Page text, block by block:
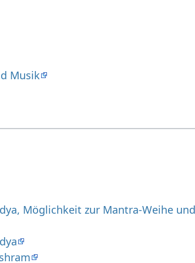
Musik
Möglichkeit zur Mantra-Weihe